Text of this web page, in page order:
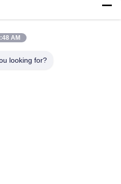
van Khz RFID voor
Lezers Dierlijke Microchip van
AM
looking for?